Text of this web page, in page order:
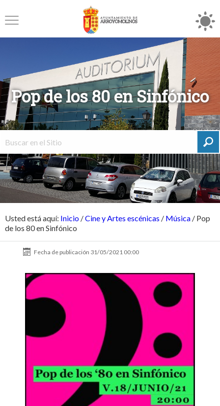
Pop de los 80 en Sinfónico
Usted está aquí: Inicio /Cine y Artes escénicas / Música / Pop
de los 80 en Sinfónico
Fecha de publicación 31/05/2021 00:00